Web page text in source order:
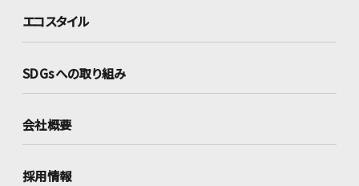
エコスタイル
SDGsへの取り組み
会社概要
採用情報